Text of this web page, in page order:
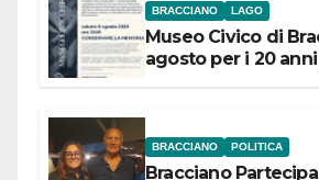
BRACCIANO LAGO
Museo Civico di
agosto per i 20
BRACCIANO POLITICA
Bracciano